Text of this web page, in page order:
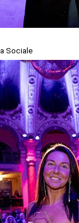
Sociale